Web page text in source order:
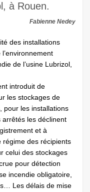
à Rouen.
Fabienne Nedey
des installations
de l’usine Lubrizol,
introduit de
les stockages de
pour les installations
les déclinent
et à
régime des récipients
celui des stockages
pour détection
incendie obligatoire,
Les délais de mise